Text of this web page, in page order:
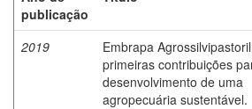
publicação
2019
Embrapa
primeiras contribuições
desenvolvimento de uma
agropecuária sustentável.